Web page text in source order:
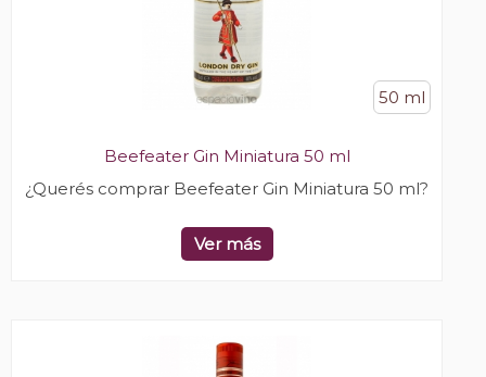
50 ml
Beefeater Gin Miniatura 50 ml
¿Querés comprar Beefeater Gin Miniatura 50 ml?
Ver más